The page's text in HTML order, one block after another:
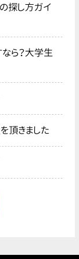
探し方ガイ
ら？大学生
頂きました